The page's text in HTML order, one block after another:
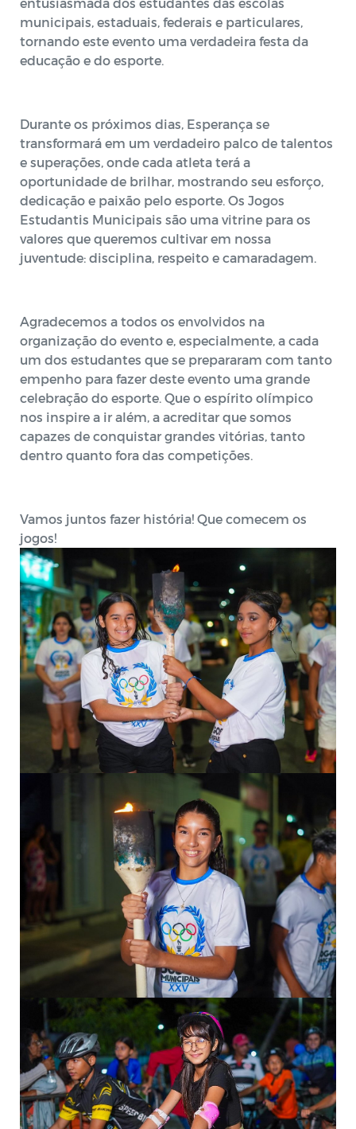
municipais, estaduais, federais e particulares,
tornando este evento uma verdadeira festa da
educação e do esporte.
Durante os próximos dias, Esperança se
transformará em um verdadeiro palco de talentos
e superações, onde cada atleta terá a
oportunidade de brilhar, mostrando seu esforço,
dedicação e paixão pelo esporte. Os Jogos
Estudantis Municipais são uma vitrine para os
valores que queremos cultivar em nossa
juventude: disciplina, respeito e camaradagem.
Agradecemos a todos os envolvidos na
organização do evento e, especialmente, a cada
um dos estudantes que se prepararam com tanto
empenho para fazer deste evento uma grande
celebração do esporte. Que o espírito olímpico
nos inspire a ir além, a acreditar que somos
capazes de conquistar grandes vitórias, tanto
dentro quanto fora das competições.
Vamos juntos fazer história! Que comecem os
jogos!